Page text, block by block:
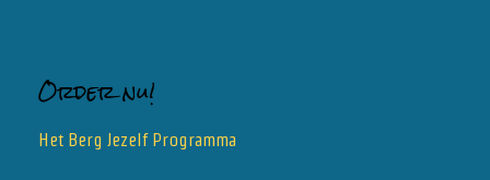
Order nu!
Het Berg Jezelf Programma